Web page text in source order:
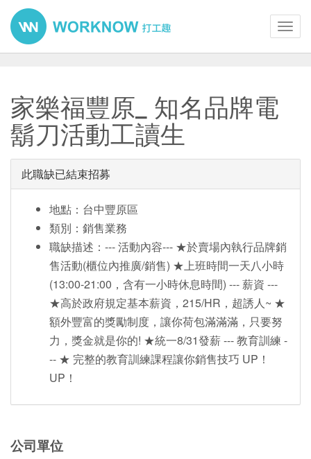
家樂福豐原_ 知名品牌電
鬍刀活動工讀生
此職缺已結束招募
地點：台中豐原區
類別：銷售業務
職缺描述：--- 活動內容--- ★於賣場內執行品牌銷
售活動(櫃位內推廣/銷售) ★上班時間一天八小時
(13:00-21:00，含有一小時休息時間) --- 薪資 ---
★高於政府規定基本薪資，215/HR，超誘人~ ★
額外豐富的獎勵制度，讓你荷包滿滿滿，只要努
力，獎金就是你的! ★統一8/31發薪 --- 教育訓練 -
-- ★ 完整的教育訓練課程讓你銷售技巧 UP！
UP！
公司單位